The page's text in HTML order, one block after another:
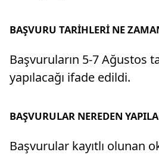
BAŞVURU TARİHLERİ NE
Başvuruların 5-7 Ağustos
yapılacağı ifade edildi.
BAŞVURULAR NEREDEN
Başvurular kayıtlı olunan